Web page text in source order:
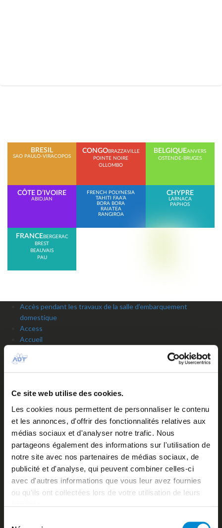
Ce site web utilise des cookies.
Les cookies nous permettent de personnaliser le contenu
et les annonces, d'offrir des fonctionnalités relatives aux
médias sociaux et d'analyser notre trafic. Nous
partageons également des informations sur l'utilisation de
notre site avec nos partenaires de médias sociaux, de
publicité et d'analyse, qui peuvent combiner celles-ci
avec d'autres informations que vous leur avez fournies
ou qu'ils ont collectées lors de votre utilisation de leurs
BRESIL
SAO PAULO-VIRACOPOS
CONGOBRAZZAVILLE
POINTE NOIRE
OLLOMBO
BELGIQUEANVERS
OSTENDE-BRUGES
CÔTE D’IVOIRE
ABIDJAN
FRENCH POLYNESIA
TAHITI FAA’A
BORA BORA
RAIATEA
RANGIROA
CHYPRE
LARNACA
PAPHOS
FRANCEBERGERAC
BREST
BEAUVAIS
PAU
Accès pendant les travaux de la salle d’embarquement
domestique
Access
Accueil
Aeronautical fees
Air Tahiti Nui VIP Lounge Operated by ADT
Airport contacts
Arrivées du jour
Assistance en escale
Autorisation de Sortie du Territoire d’un mineur
Aviation d’affaires
Aviation générale
Bagages / Sûreté
Baggage services
Bank / Foreign exchange Bureau
Banks and foreign exchange office
Booking’